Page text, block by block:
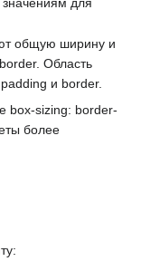
общую ширину и
Область
и border.
box-sizing: border-
более